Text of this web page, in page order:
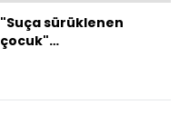
"Suça sürüklenen
çocuk"